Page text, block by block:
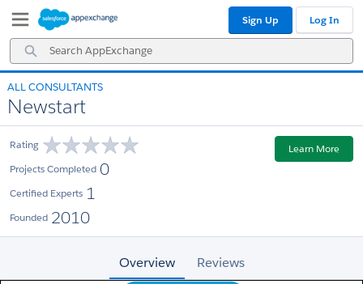
Navigation
Main
Content
Search
AppExchange
Sign Up Log In
ALL CONSULTANTS
Newstart
Rating
Projects Completed 0
Certified Experts 1
Founded 2010
Learn More
Overview Reviews